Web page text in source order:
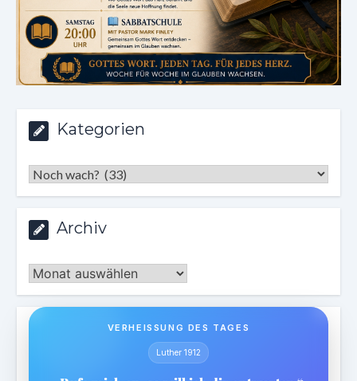
Kategorien
Kategorien
Archiv
Archiv
VERHEISSUNG DES TAGES
Luther 1912